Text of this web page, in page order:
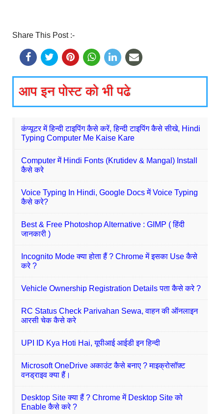
Share This Post :-
आप इन पोस्ट को भी पढे
कंप्यूटर में हिन्दी टाइपिंग कैसे करें, हिन्दी टाइपिंग कैसे सीखे, Hindi
Typing Computer Me Kaise Kare
Computer में Hindi Fonts (Krutidev & Mangal) Install
कैसे करे
Voice Typing In Hindi, Google Docs में Voice Typing
कैसे करे?
Best & Free Photoshop Alternative : GIMP ( हिंदी
जानकारी )
Incognito Mode क्या होता हैं ? Chrome में इसका Use कैसे
करे ?
Vehicle Ownership Registration Details पता कैसे करे ?
RC Status Check Parivahan Sewa, वाहन की ऑनलाइन
आरसी चेक कैसे करे
UPI ID Kya Hoti Hai, यूपीआई आईडी इन हिन्दी
Microsoft OneDrive अकाउंट कैसे बनाए ? माइक्रोसॉफ़्ट
वनड्राइव क्या हैं।
Desktop Site क्या हैं ? Chrome में Desktop Site को
Enable कैसे करे ?